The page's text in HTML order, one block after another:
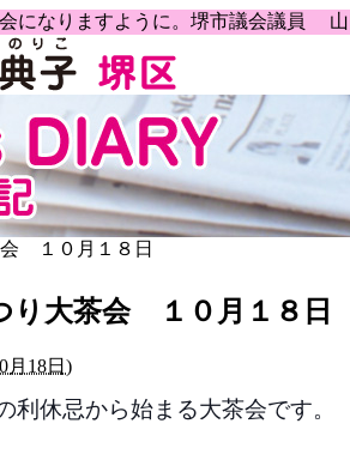
会になりますように。堺市議会議員
会 １０月１８日
り大茶会 １０月１８日
月18日)
利休忌から始まる大茶会です。